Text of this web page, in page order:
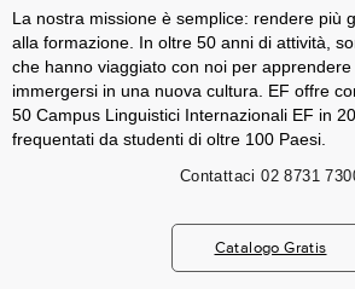
La nostra missione è semplice: rendere più
alla formazione. In oltre 50 anni di attività,
che hanno viaggiato con noi per
immergersi in una nuova cultura. EF offre
50 Campus Linguistici Internazionali EF in
frequentati da studenti di oltre 100 Paesi.
Contattaci 02 8731
Catalogo Gratis